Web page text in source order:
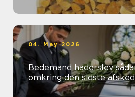
04. May 2026
Bedemand haderslev sådan får du ro
omkring den sidste afsked